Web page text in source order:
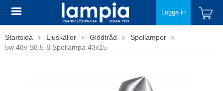
Logga in
Startsida Ljuskällor Glödtråd
Spollampor
5w 48v S8.5-8 Spollampa 43x15